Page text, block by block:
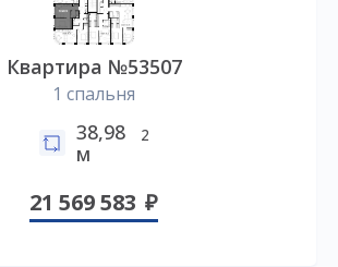
Квартира №53507
1 спальня
38,98
м
2
21 569 583